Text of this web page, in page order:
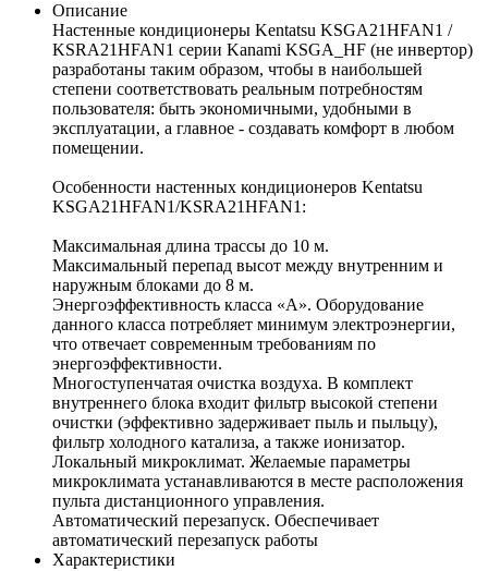
Описание
Настенные кондиционеры Kentatsu KSGA21HFAN1 /
KSRA21HFAN1 серии Kanami KSGA_HF (не инвертор)
разработаны таким образом, чтобы в наибольшей
степени соответствовать реальным потребностям
пользователя: быть экономичными, удобными в
эксплуатации, а главное - создавать комфорт в любом
помещении.
Особенности настенных кондиционеров Kentatsu
KSGA21HFAN1/KSRA21HFAN1:
Максимальная длина трассы до 10 м.
Максимальный перепад высот между внутренним и
наружным блоками до 8 м.
Энергоэффективность класса «A». Оборудование
данного класса потребляет минимум электроэнергии,
что отвечает современным требованиям по
энергоэффективности.
Многоступенчатая очистка воздуха. В комплект
внутреннего блока входит фильтр высокой степени
очистки (эффективно задерживает пыль и пыльцу),
фильтр холодного катализа, а также ионизатор.
Локальный микроклимат. Желаемые параметры
микроклимата устанавливаются в месте расположения
пульта дистанционного управления.
Автоматический перезапуск. Обеспечивает
автоматический перезапуск работы
Характеристики